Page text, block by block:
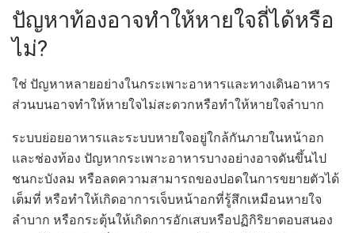
ปัญหาท้องอาจทำให้หายใจถี่ได้หรือ
ไม่?
ใช่ ปัญหาหลายอย่างในกระเพาะอาหารและทางเดินอาหาร
ส่วนบนอาจทำให้หายใจไม่สะดวกหรือทำให้หายใจลำบาก
ระบบย่อยอาหารและระบบหายใจอยู่ใกล้กันภายในหน้าอก
และช่องท้อง ปัญหากระเพาะอาหารบางอย่างอาจดันขึ้นไป
ชนกะบังลม หรือลดความสามารถของปอดในการขยายตัวได้
เต็มที่ หรือทำให้เกิดอาการเจ็บหน้าอกที่รู้สึกเหมือนหายใจ
ลำบาก หรือกระตุ้นให้เกิดการอักเสบหรือปฏิกิริยาตอบสนอง